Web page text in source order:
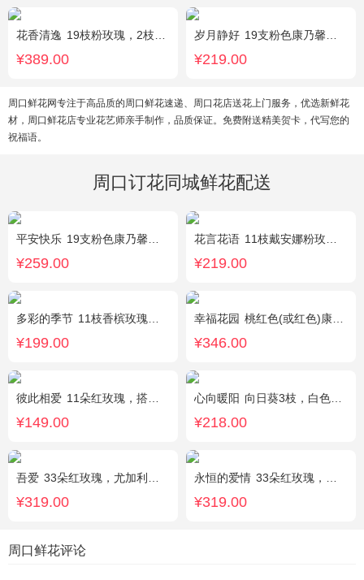
花香清逸 19枝粉玫瑰，2枝粉色乒乓菊，1枝粉色绣球，银叶菊，粉色满天星，绿叶搭配
¥389.00
岁月静好 19支粉色康乃馨，1枝白色多头百合，搭配满天星、黄莺装饰。
¥219.00
周口鲜花网专注于高品质的周口鲜花速递、周口花店送花上门服务，优选新鲜花
材，周口鲜花店专业花艺师亲手制作，品质保证。免费附送精美贺卡，代写您的
祝福语。
周口订花同城鲜花配送
平安快乐 19支粉色康乃馨，2支白色多头百合，搭配适量叶上黄金。
¥259.00
花言花语 11枝戴安娜粉玫瑰，2枝多头白百合，白色相思梅、栀子叶搭配
¥219.00
多彩的季节 11枝香槟玫瑰，2枝多头白百合，栀子叶搭配
¥199.00
幸福花园 桃红色(或红色)康乃馨18枝，桃红色(或红色)玫瑰18枝，粉色康乃馨12枝，粉色多头小康乃馨9枝，点缀适量绿叶、叶上黄金等。
¥346.00
彼此相爱 11朵红玫瑰，搭配适量满天星、叶上黄金。
¥149.00
心向暖阳 向日葵3枝，白色洋桔梗0.5扎，绿色小雏菊2枝，雪柳0.1扎
¥218.00
吾爱 33朵红玫瑰，尤加利绿叶搭配
¥319.00
永恒的爱情 33朵红玫瑰，满天星、绿叶搭配
¥319.00
周口鲜花评论